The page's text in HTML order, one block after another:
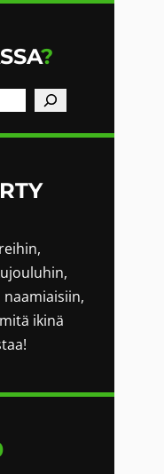
Ä
A
L
O
I
E
S
T
I
?
ikinä